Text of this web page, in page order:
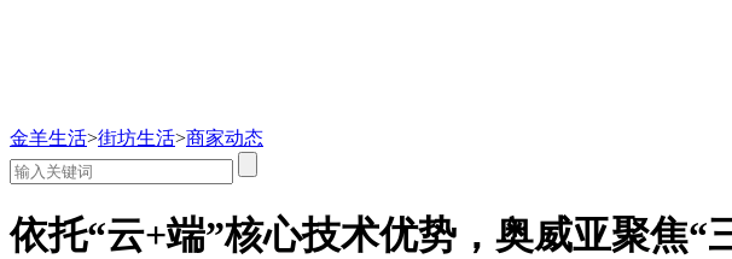
金羊生活>街坊生活>商家动态
依托“云+端”核心技术优势，奥威亚聚焦“